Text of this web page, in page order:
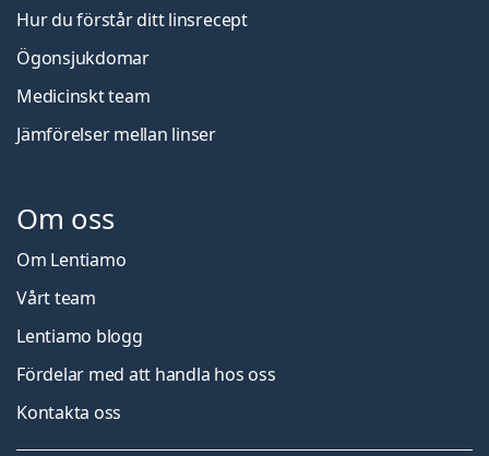
Hur du förstår ditt linsrecept
Ögonsjukdomar
Medicinskt team
Jämförelser mellan linser
Om oss
Om Lentiamo
Vårt team
Lentiamo blogg
Fördelar med att handla hos oss
Kontakta oss